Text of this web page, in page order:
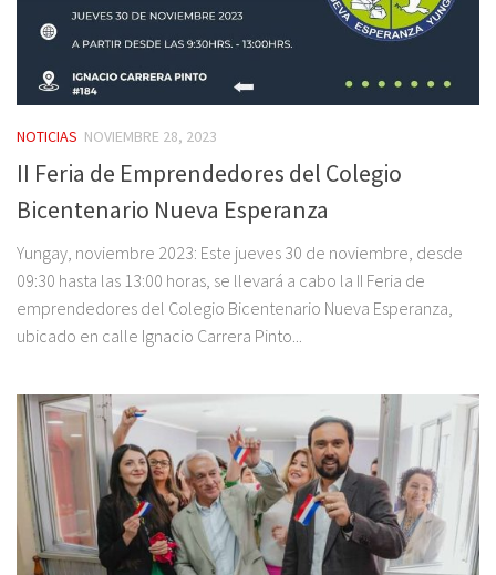
NOTICIAS NOVIEMBRE 28, 2023
II Feria de Emprendedores del Colegio
Bicentenario Nueva Esperanza
Yungay, noviembre 2023: Este jueves 30 de noviembre, desde
09:30 hasta las 13:00 horas, se llevará a cabo la II Feria de
emprendedores del Colegio Bicentenario Nueva Esperanza,
ubicado en calle Ignacio Carrera Pinto...